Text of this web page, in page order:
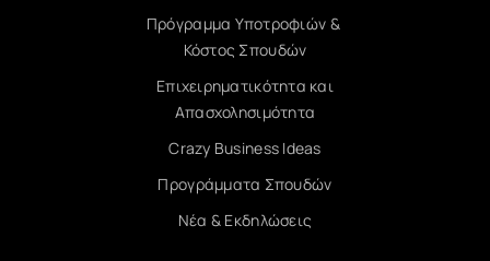
Πρόγραμμα Υποτροφιών &
Κόστος Σπουδών
Επιχειρηματικότητα και
Απασχολησιμότητα
Crazy Business Ideas
Προγράμματα Σπουδών
Νέα & Εκδηλώσεις